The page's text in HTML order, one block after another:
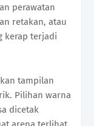
perawatan
retakan, atau
kerap terjadi
tampilan
Pilihan warna
dicetak